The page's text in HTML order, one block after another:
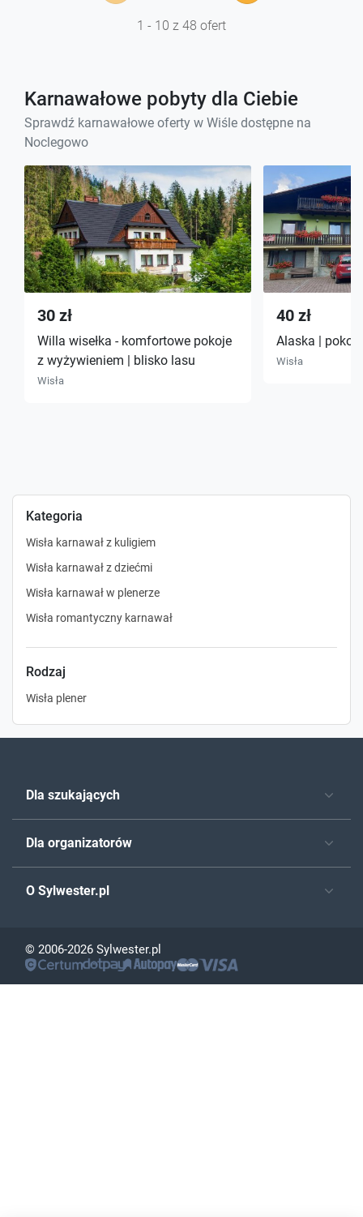
Kategoria
Wisła karnawał z kuligiem
Wisła karnawał z dziećmi
Wisła karnawał w plenerze
Wisła romantyczny karnawał
Rodzaj
Wisła plener
1 - 10 z 48 ofert
Karnawałowe pobyty dla Ciebie
Sprawdź karnawałowe oferty w Wiśle dostępne na
Noclegowo
30 zł
Willa wisełka - komfortowe pokoje
z wyżywieniem | blisko lasu
Wisła
40 zł
Alaska |
Wisła
Dla szukających
Dla organizatorów
O Sylwester.pl
© 2006-2026 Sylwester.pl